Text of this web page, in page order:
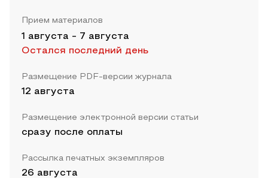
Прием материалов
1 августа - 7 августа
Остался последний день
Размещение PDF-версии журнала
12 августа
Размещение электронной версии статьи
сразу после оплаты
Рассылка печатных экземпляров
26 августа